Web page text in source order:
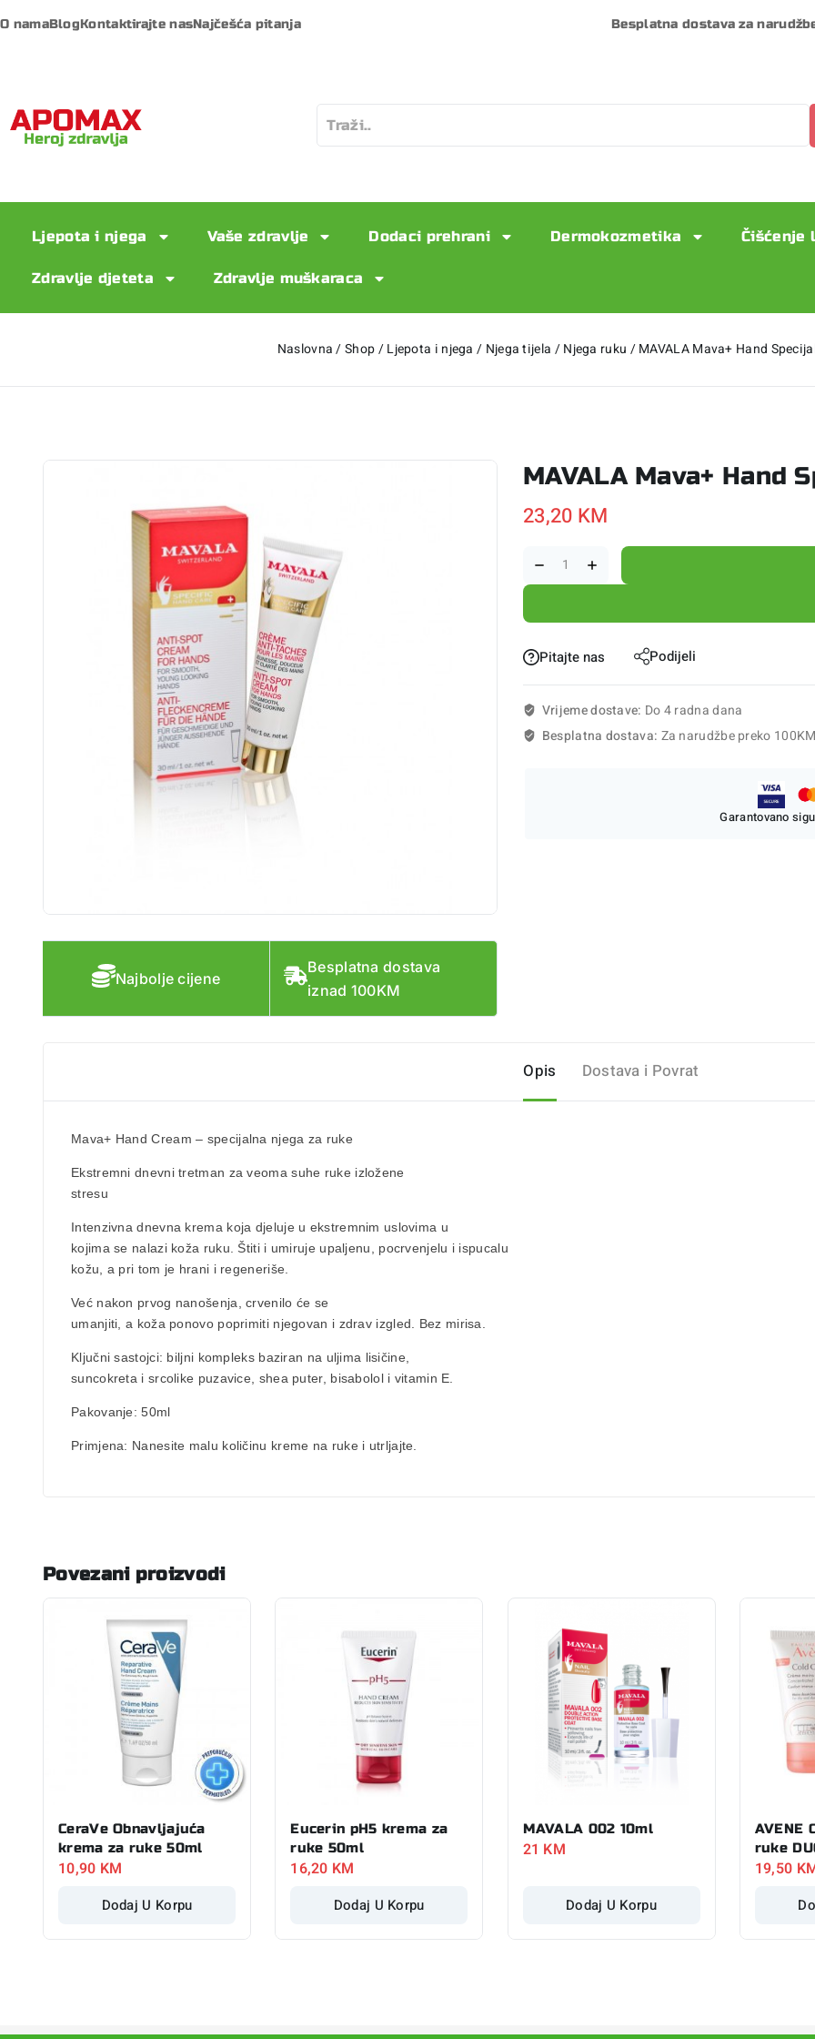
O namaBlogKontaktirajte nasNajčešća pitanja Besplatna dostava za
Ljepota i njega Vaše zdravlje Dodaci prehrani Dermokozmetika Čišćenje
Zdravlje djeteta Zdravlje muškaraca
Naslovna /Shop/Ljepota i njega / Njega tijela /Njega ruku /MAVALA Mava+ Hand
Najbolje cijene
Besplatna dostava
iznad 100KM
MAVALA Mava+ Hand
23,20 KM
Pitajte nas Podijeli
Vrijeme dostave: Do 4 radna dana
Besplatna dostava: Za narudžbe preko 100KM
Garantovano
Opis Dostava i Povrat
Mava+ Hand Cream – specijalna njega za ruke
Ekstremni dnevni tretman zaveoma suhe ruke izložene
stresu
Intenzivna dnevna krema koja djeluje u ekstremnim uslovima u
kojima se nalazikoža ruku. Štiti i umiruje upaljenu pocrvenjelu i ispucalu
kožu , a pri tom je hrani i regeneriše.
Već nakon prvog nanošenja, crvenilo će se
umanjiti, a koža ponovopoprimiti njegovan i zdrav izgled. Bez mirisa.
Ključni sastojci: biljni kompleks baziran na uljima lisičine,
suncokreta i srcolike puzavice, shea puter, bisabolol i vitamin E.
Pakovanje: 50ml
Primjena: Nanesite malu količinu kreme na ruke i utrljajte.
Povezani proizvodi
CeraVe Obnavljajuća
krema za ruke 50ml
10,90 KM
Dodaj U Korpu
Eucerin pH5 krema za
ruke 50ml
16,20 KM
Dodaj U Korpu
MAVALA 002 10ml
21 KM
Dodaj U Korpu
AVENE
ruke
19,50